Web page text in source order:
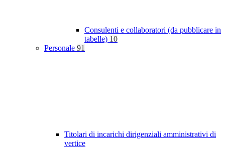
Consulenti e collaboratori (da pubblicare in
tabelle) 10
Personale 91
Titolari di incarichi dirigenziali amministrativi di
vertice